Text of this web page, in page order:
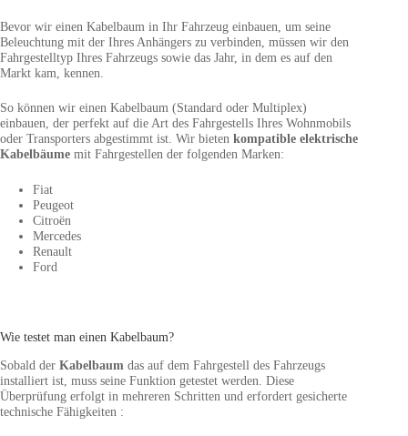
Bevor wir einen Kabelbaum in Ihr Fahrzeug einbauen, um seine
Beleuchtung mit der Ihres Anhängers zu verbinden, müssen wir den
Fahrgestelltyp Ihres Fahrzeugs sowie das Jahr, in dem es auf den
Markt kam, kennen.
So können wir einen Kabelbaum (Standard oder Multiplex)
einbauen, der perfekt auf die Art des Fahrgestells Ihres Wohnmobils
oder Transporters abgestimmt ist. Wir bieten kompatible elektrische
Kabelbäume mit Fahrgestellen der folgenden Marken:
Fiat
Peugeot
Citroën
Mercedes
Renault
Ford
Wie testet man einen Kabelbaum?
Sobald der Kabelbaum das auf dem Fahrgestell des Fahrzeugs
installiert ist, muss seine Funktion getestet werden. Diese
Überprüfung erfolgt in mehreren Schritten und erfordert gesicherte
technische Fähigkeiten :